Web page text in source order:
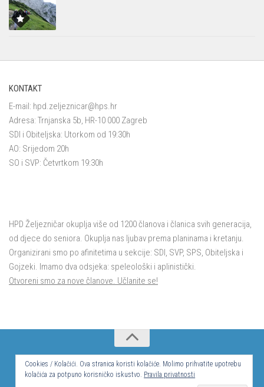
KONTAKT
E-mail: hpd.zeljeznicar@hps.hr
Adresa: Trnjanska 5b, HR-10 000 Zagreb
SDI i Obiteljska: Utorkom od 19:30h
AO: Srijedom 20h
SO i SVP: Četvrtkom 19:30h
HPD Željezničar okuplja više od 1200 članova i članica svih generacija,
od djece do seniora. Okuplja nas ljubav prema planinama i kretanju.
Organizirani smo po afinitetima u sekcije: SDI, SVP, SPS, Obiteljska i
Gojzeki. Imamo dva odsjeka: speleološki i aplinistički.
Otvoreni smo za nove članove. Učlanite se!
© Hrvatsko planinarsko društvo Željezničar 2024.
Cookies / Kolačići. Ova stranica koristi kolačiće. Molimo prihvatite upotrebu
kolačića za potpuno korisničko iskustvo. Pravila privatnosti